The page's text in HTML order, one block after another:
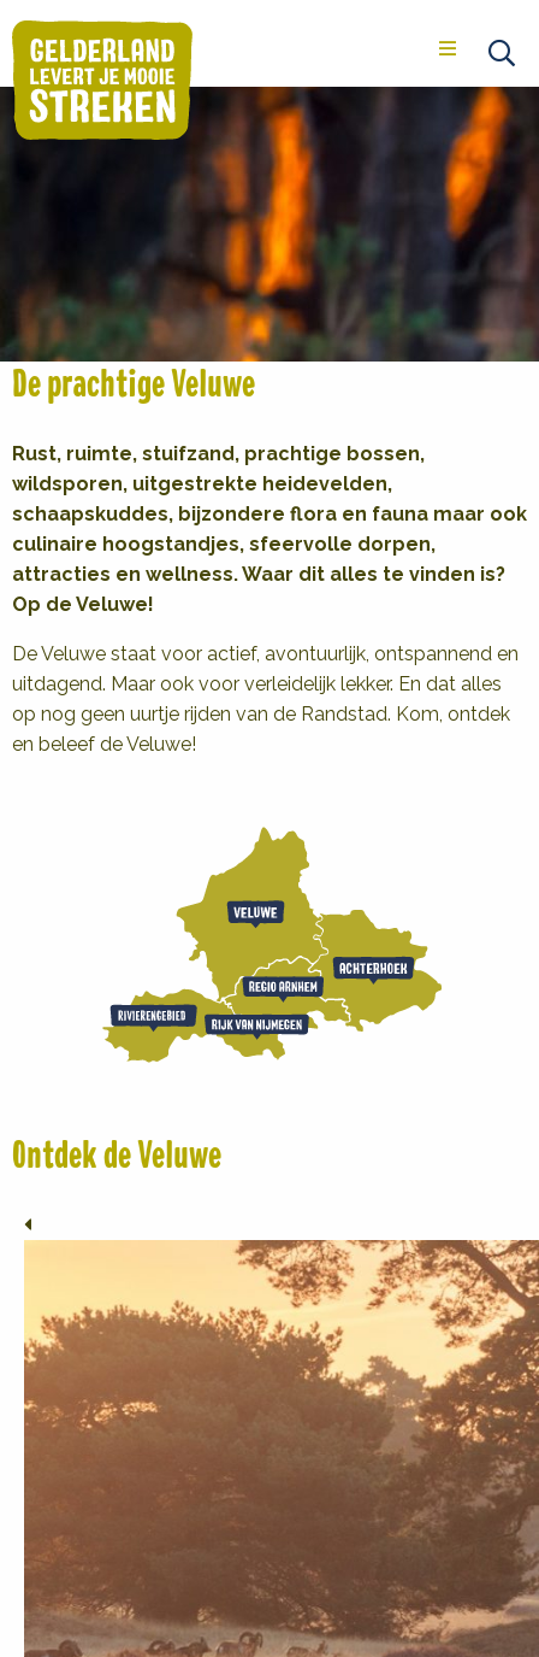
Veluwe
GELDERSE STREKEN VELUWE
De prachtige Veluwe
Rust, ruimte, stuifzand, prachtige bossen,
wildsporen, uitgestrekte heidevelden,
schaapskuddes, bijzondere flora en fauna maar ook
culinaire hoogstandjes, sfeervolle dorpen,
attracties en wellness. Waar dit alles te vinden is?
Op de Veluwe!
De Veluwe staat voor actief, avontuurlijk, ontspannend en
uitdagend. Maar ook voor verleidelijk lekker. En dat alles
op nog geen uurtje rijden van de Randstad. Kom, ontdek
en beleef de Veluwe!
Ontdek de Veluwe